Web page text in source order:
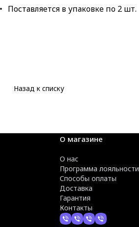
Поставляется в упаковке по 2 шт.
Назад к списку
О магазине
О нас
Программа лояльности
Способы оплаты
Доставка
Гарантия
Контакты